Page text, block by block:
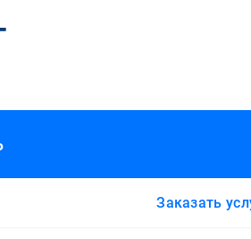
Заказать